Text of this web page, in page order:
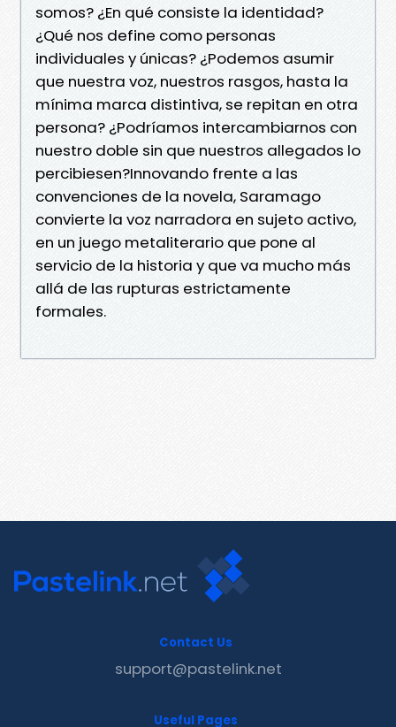
somos? ¿En qué consiste la identidad?
¿Qué nos define como personas
individuales y únicas? ¿Podemos asumir
que nuestra voz, nuestros rasgos, hasta la
mínima marca distintiva, se repitan en otra
persona? ¿Podríamos intercambiarnos con
nuestro doble sin que nuestros allegados lo
percibiesen?Innovando frente a las
convenciones de la novela, Saramago
convierte la voz narradora en sujeto activo,
en un juego metaliterario que pone al
servicio de la historia y que va mucho más
allá de las rupturas estrictamente
formales.
Contact Us
support@pastelink.net
Useful Pages